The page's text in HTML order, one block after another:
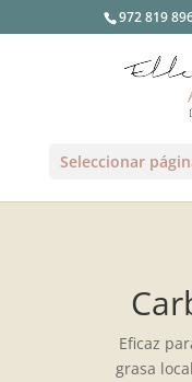
972 819
Seleccionar
Eficaz
grasa